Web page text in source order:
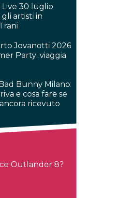
30 luglio
artisti in
Jovanotti 2026
Party: viaggia
Bunny Milano:
e cosa fare se
ricevuto
Outlander 8?